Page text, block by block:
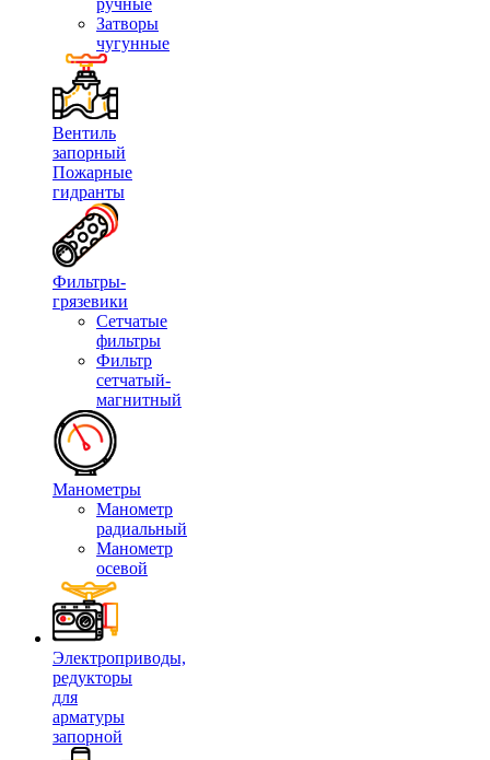
ручные
Затворы
чугунные
Вентиль
запорный
Пожарные
гидранты
Фильтры-
грязевики
Сетчатые
фильтры
Фильтр
сетчатый-
магнитный
Манометры
Манометр
радиальный
Манометр
осевой
Электроприводы,
редукторы
для
арматуры
запорной